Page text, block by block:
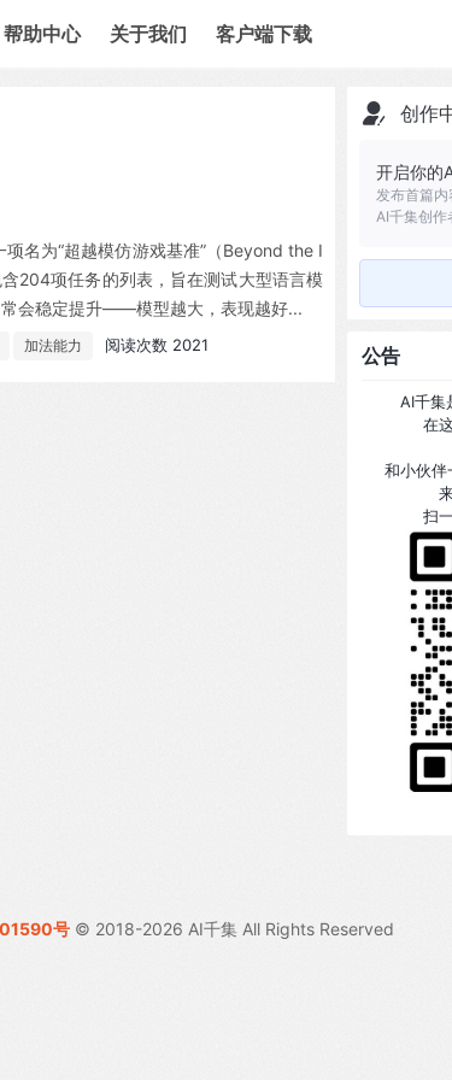
帮助中心 关于我们 客户端下载
名为“超越模仿游戏基准”（Beyond the I
204项任务的列表，旨在测试大型语言模
常会稳定提升——模型越大，表现越好...
加法能力 阅读次数 2021
创作
开启你的
发布首篇
AI千集创作
公告
AI千集
在
和小伙伴
扫
号 © 2018-2026 AI千集 All Rights Reserved